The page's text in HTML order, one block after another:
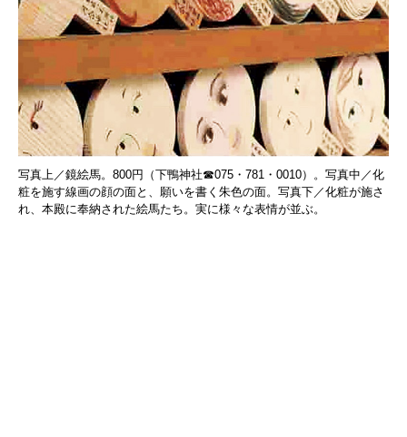
写真上／鏡絵馬。800円（下鴨神社☎075・781・0010）。写真中／化
粧を施す線画の顔の面と、願いを書く朱色の面。写真下／化粧が施さ
れ、本殿に奉納された絵馬たち。実に様々な表情が並ぶ。